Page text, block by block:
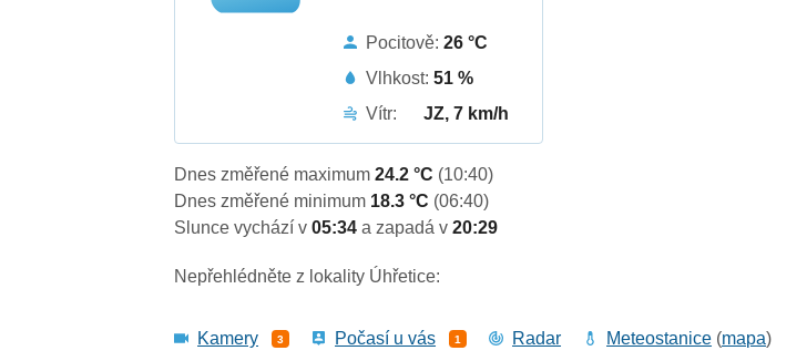
Pocitově:26 °C
Vlhkost:51 %
Vítr:
JZ, 7 km/h
Dnes změřené maximum24.2 °C (10:40)
Dnes změřené minimum 18.3 °C (06:40)
Slunce vychází v05:34a zapadá v20:29
Nepřehlédněte z lokality Úhřetice:
Kamery 3 Počasí u vás 1 Radar Meteostanice (mapa)